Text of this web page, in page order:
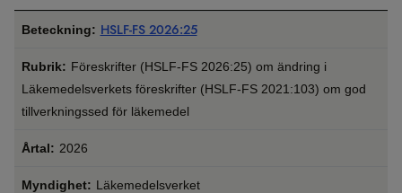
HSLF-FS 2026:25
Föreskrifter (HSLF-FS 2026:25) om ändring i
Läkemedelsverkets föreskrifter (HSLF-FS 2021:103) om god
tillverkningssed för läkemedel
2026
Läkemedelsverket